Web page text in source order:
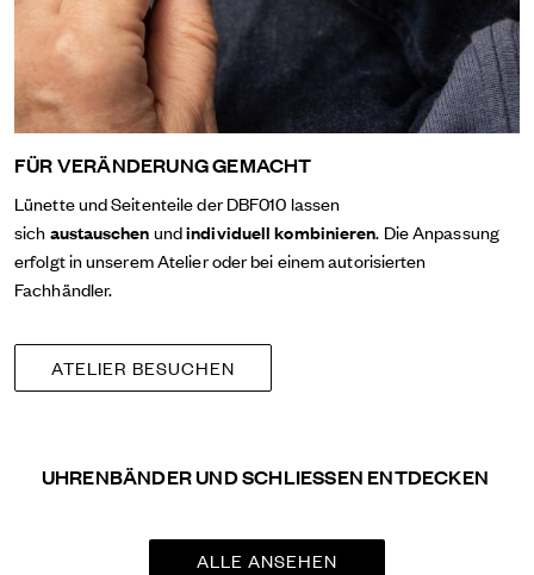
FÜR VERÄNDERUNG GEMACHT
Lünette und Seitenteile der DBF010 lassen
sichaustauschenundindividuell kombinieren. Die Anpassung
erfolgt in unserem Atelier oder bei einem autorisierten
Fachhändler.
ATELIER BESUCHEN
UHRENBÄNDER UND SCHLIESSEN ENTDECKEN
ALLE ANSEHEN